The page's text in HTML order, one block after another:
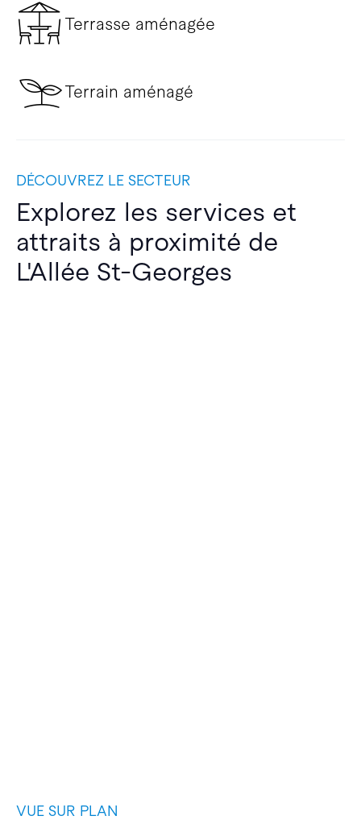
Terrasse aménagée
Terrain aménagé
DÉCOUVREZ LE SECTEUR
Explorez les services et
attraits à proximité de
L'Allée St-Georges
VUE SUR PLAN